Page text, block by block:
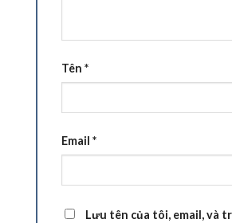
Tên *
Email *
Lưu tên của tôi, email, và